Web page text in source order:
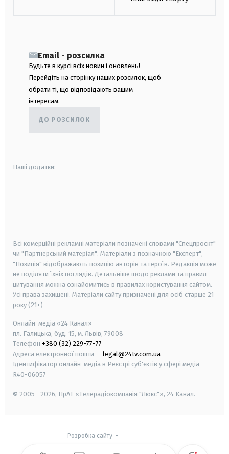
Email - розсилка
Будьте в курсі всіх новин і оновлень!
Перейдіть на сторінку наших розсилок, щоб
обрати ті, що відповідають вашим
інтересам.
ДО РОЗСИЛОК
Наші додатки:
Всі комерційні рекламні матеріали позначені словами "Спецпроєкт"
чи "Партнерський матеріал". Матеріали з позначкою "Експерт",
"Позиція" відображають позицію авторів та героїв. Редакція може
не поділяти їхніх поглядів. Детальніше щодо реклами та правил
цитування можна ознайомитись в правилах користування сайтом.
Усі права захищені. Матеріали сайту призначені для осіб старше 21
року (21+)
Онлайн-медіа «24 Канал»
пл. Галицька, буд. 15, м. Львів, 79008
Телефон +380 (32) 229-77-77
Адреса електронної пошти — legal@24tv.com.ua
Ідентифікатор онлайн-медіа в Реєстрі суб'єктів у сфері медіа —
R40-06057
© 2005—2026, ПрАТ «Телерадіокомпанія "Люкс"», 24 Канал.
Розробка сайту-